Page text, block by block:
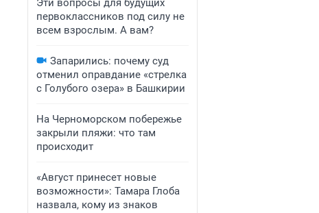
Эти вопросы для будущих
первоклассников под силу не
всем взрослым. А вам?
Запарились: почему суд
отменил оправдание «стрелка
с Голубого озера» в Башкирии
На Черноморском побережье
закрыли пляжи: что там
происходит
«Август принесет новые
возможности»: Тамара Глоба
назвала, кому из знаков